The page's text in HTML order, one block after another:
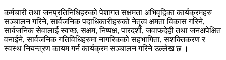
कर्मचारी तथा जनप्रतिनिधिहरुको पेशागत सक्षमता अभिवृद्विका कार्यक्रमहरु
सञ्चालन गरिने, सार्वजनिक पदाधिकारीहरुको नेतृत्व क्षमता विकास गरिने,
सार्वजनिक सेवालाई स्वच्छ, सक्षम, निष्पक्ष, पारदर्शी, जवाफदेही तथा जनअपेक्षित
वनाईने, सार्वजनिक गतिविधिहरुमा नागरिकको सहभागिता, सशक्तिकरण र
स्वस्थ नियन्त्रण कायम गर्न कार्यक्रम सञ्चालन गरिने उल्लेख छ ।